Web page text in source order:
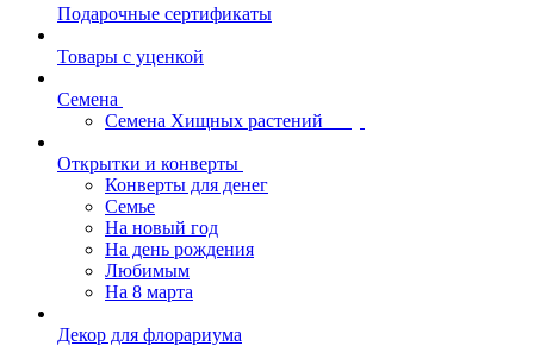
Подарочные сертификаты
Товары с уценкой
Семена
Семена Хищных растений
Открытки и конверты
Конверты для денег
Семье
На новый год
На день рождения
Любимым
На 8 марта
Декор для флорариума